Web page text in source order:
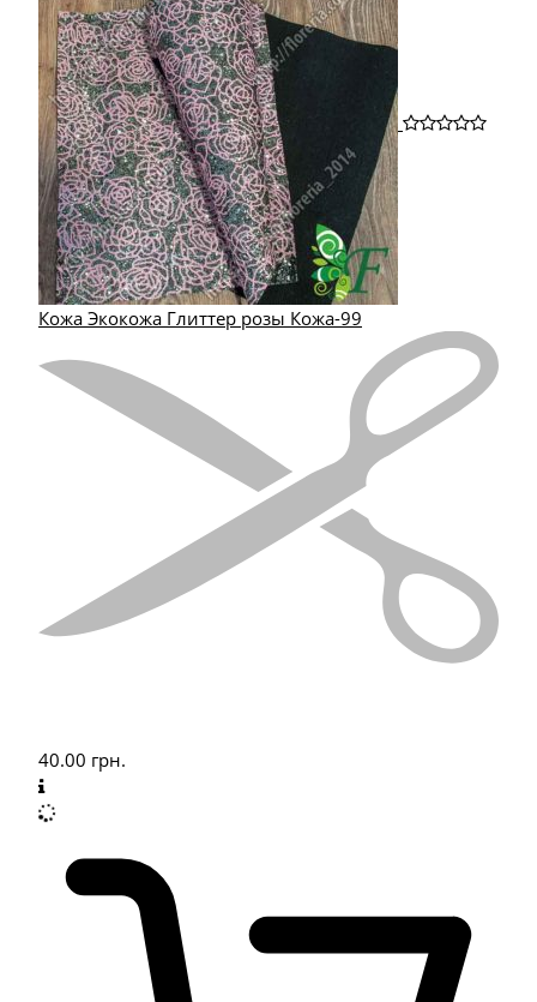
Кожа Экокожа Глиттер розы Кожа-99
40.00 грн.